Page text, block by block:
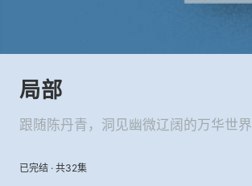
局部
跟随陈丹青，洞见幽微辽阔的万华世界
已完结 · 共32集